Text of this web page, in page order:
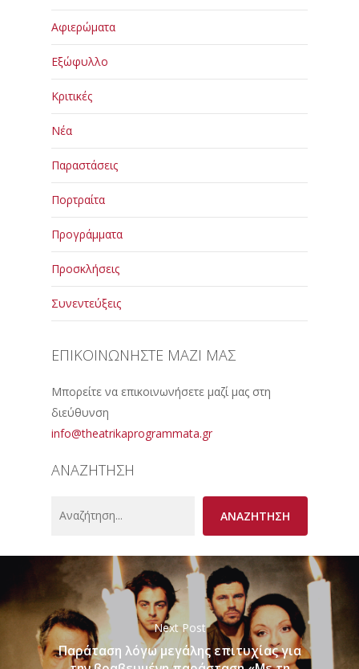
Αφιερώματα
Εξώφυλλο
Κριτικές
Νέα
Παραστάσεις
Πορτραίτα
Προγράμματα
Προσκλήσεις
Συνεντεύξεις
ΕΠΙΚΟΙΝΩΝΗΣΤΕ ΜΑΖΙ ΜΑΣ
Μπορείτε να επικοινωνήσετε μαζί μας στη
διεύθυνση
info@theatrikaprogrammata.gr
ΑΝΑΖΗΤΗΣΗ
ΑΝΑΖΗΤΗΣΗ
Next Post
Παράταση λόγω μεγάλης επιτυχίας για